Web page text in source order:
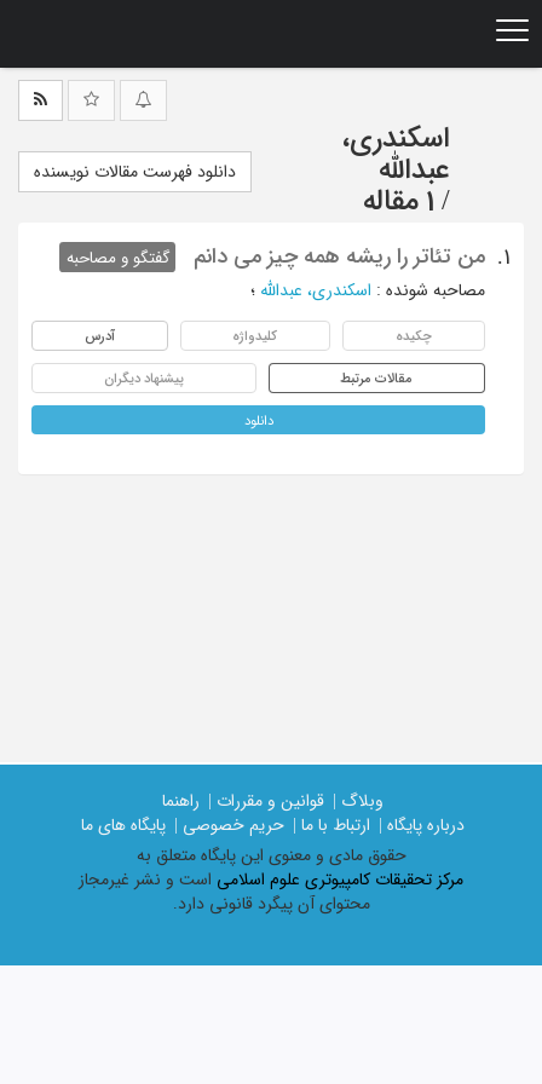
اسکندری،
عبدالله
/ 1 مقاله
دانلود فهرست مقالات نویسنده
1. من تئاتر را ریشه همه چیز می دانم
گفتگو و مصاحبه
مصاحبه شونده : اسکندری، عبدالله ؛
چکیده کلیدواژه آدرس
مقالات مرتبط پیشنهاد دیگران
دانلود
وبلاگ | قوانین و مقررات |
راهنما
درباره پایگاه |
ارتباط با ما | حریم خصوصی |
پایگاه های ما
حقوق مادی و معنوی اين پايگاه متعلق به
مرکز تحقیقات کامپیوتری علوم اسلامی است و نشر غیرمجاز
محتوای آن پیگرد قانونی دارد.